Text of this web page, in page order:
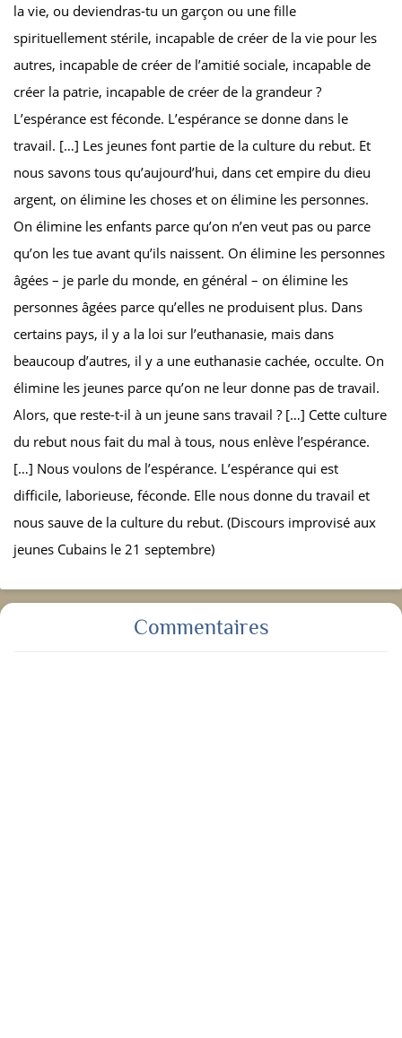
la vie, ou deviendras-tu un garçon ou une fille
spirituellement stérile, incapable de créer de la vie pour les
autres, incapable de créer de l’amitié sociale, incapable de
créer la patrie, incapable de créer de la grandeur ?
L’espérance est féconde. L’espérance se donne dans le
travail. […] Les jeunes font partie de la culture du rebut. Et
nous savons tous qu’aujourd’hui, dans cet empire du dieu
argent, on élimine les choses et on élimine les personnes.
On élimine les enfants parce qu’on n’en veut pas ou parce
qu’on les tue avant qu’ils naissent. On élimine les personnes
âgées – je parle du monde, en général – on élimine les
personnes âgées parce qu’elles ne produisent plus. Dans
certains pays, il y a la loi sur l’euthanasie, mais dans
beaucoup d’autres, il y a une euthanasie cachée, occulte. On
élimine les jeunes parce qu’on ne leur donne pas de travail.
Alors, que reste-t-il à un jeune sans travail ? […] Cette culture
du rebut nous fait du mal à tous, nous enlève l’espérance.
[…] Nous voulons de l’espérance. L’espérance qui est
difficile, laborieuse, féconde. Elle nous donne du travail et
nous sauve de la culture du rebut. (Discours improvisé aux
jeunes Cubains le 21 septembre)
Commentaires